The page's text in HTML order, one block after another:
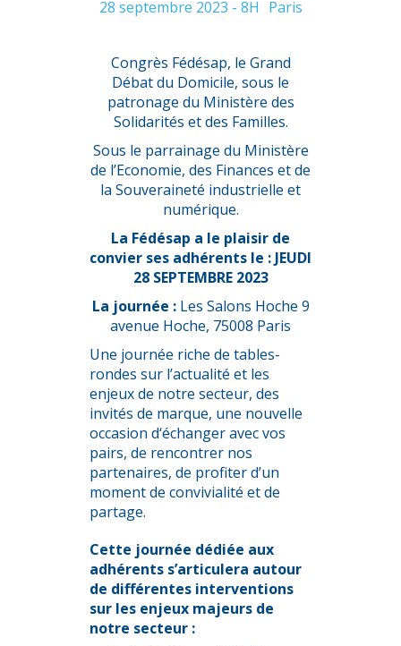
28 septembre 2023 - 8H Paris
Congrès Fédésap, le Grand
Débat du Domicile, sous le
patronage du Ministère des
Solidarités et des Familles.
Sous le parrainage du Ministère
de l’Economie, des Finances et de
la Souveraineté industrielle et
numérique.
La Fédésap a le plaisir de
convier ses adhérents le : JEUDI
28 SEPTEMBRE 2023
La journée : Les Salons Hoche 9
avenue Hoche, 75008 Paris
Une journée riche de tables-
rondes sur l’actualité et les
enjeux de notre secteur, des
invités de marque, une nouvelle
occasion d‘échanger avec vos
pairs, de rencontrer nos
partenaires, de profiter d’un
moment de convivialité et de
partage.
Cette journée dédiée aux
adhérents s’articulera autour
de différentes interventions
sur les enjeux majeurs de
notre secteur :